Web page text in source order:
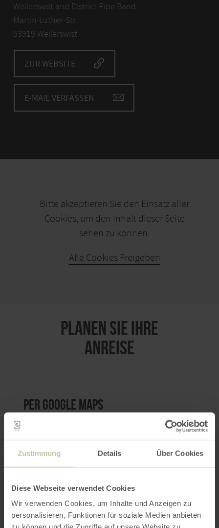
Zustimmung Details Über Cookies
Diese Webseite verwendet Cookies
Wir verwenden Cookies, um Inhalte und Anzeigen zu
personalisieren, Funktionen für soziale Medien anbieten
Weilerswist and District Pipe Band
Martin-Luther-Str.
53919 Weilerswist
ZUR WEBSITE
E-MAIL VERFASSEN
Bitte akzeptieren Sie den Einsatz aller
Cookies, um den Inhalt dieser Seite
sehen zu können.
Alle Cookies Freigeben
PLANEN SIE IHRE
ANREISE
per Google Maps
ROUTE PLANEN